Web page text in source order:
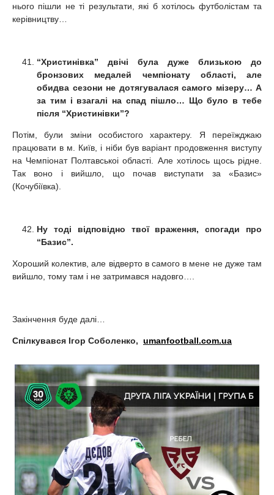
нього пішли не ті результати, які б хотілось футболістам та
керівництву…
“Христинівка” двічі була дуже близькою до
бронзових медалей чемпіонату області, але
обидва сезони не дотягувалася самого мізеру… А
за тим і взагалі на спад пішло… Що було в тебе
після “Христинівки”?
Потім, були зміни особистого характеру. Я переїжджаю
працювати в м. Київ, і ніби був варіант продовження виступу
на Чемпіонат Полтавськоі області. Але хотілось щось рідне.
Так воно і вийшло, що почав виступати за «Базис»
(Кочубіївка).
Ну тоді відповідно твої враження, спогади про
“Базис”.
Хороший колектив, але відверто в самого в мене не дуже там
вийшло, тому там і не затримався надовго….
Закінчення буде далі…
Спілкувався Ігор Соболенко, umanfootball.com.ua